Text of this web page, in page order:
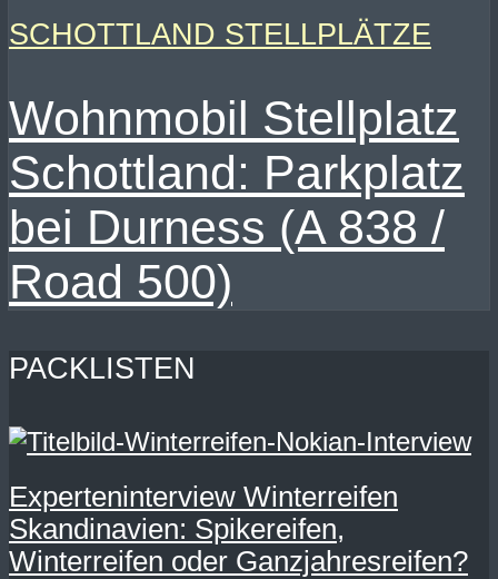
SCHOTTLAND STELLPLÄTZE
Wohnmobil Stellplatz
Schottland: Parkplatz
bei Durness (A 838 /
Road 500)
PACKLISTEN
Experteninterview Winterreifen
Skandinavien: Spikereifen,
Winterreifen oder Ganzjahresreifen?